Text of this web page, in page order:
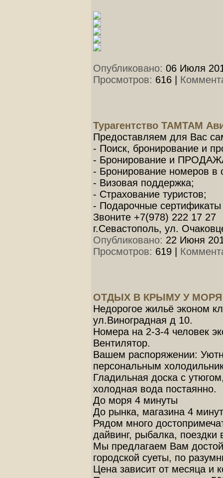
Опубликовано: 06 Июля
Просмотров: 616|
Турагентство ТАМТАМ
Предоставляем для Вас
- Поиск, бронирование и
- Бронирование и
- Бронирование номеров в
- Визовая поддержка;
- Страхование туристов;
- Подарочные
Звоните +7(978) 222 17 27
г.Севастополь, ул.
Опубликовано: 22 Июня
Просмотров: 619|
ОТДЫХ В КРЫМУ У
Недорогое жильё эконом
ул.Виноградная д 10.
Номера на 2-3-4 человек
Вентилятор.
Вашем распоряжении:
персональным
Гладильная доска с
холодная вода постаянно.
До моря 4 минуты
До рынка, магазина 4 минут
Рядом много
дайвинг, рыбалка, поездки
Мы предлагаем Вам
городской суеты, по
Цена зависит от месяца и